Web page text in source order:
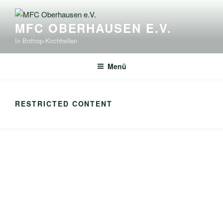
Inhalt
springenMFC OBERHAUSEN E.V.
In Bottrop-Kirchhellen
Menü
RESTRICTED CONTENT